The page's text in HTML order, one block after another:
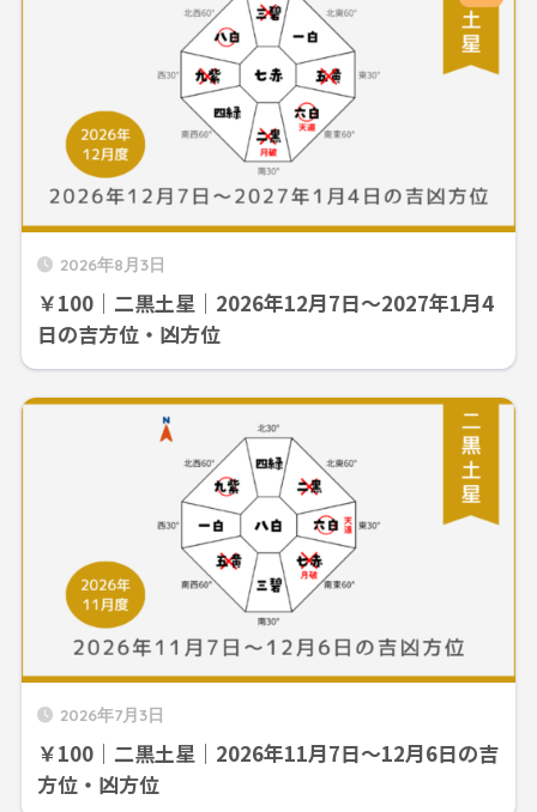
2026年8月3日
￥100｜二黒土星｜2026年12月7日～2027年1月4
日の吉方位・凶方位
2026年7月3日
￥100｜二黒土星｜2026年11月7日～12月6日の吉
方位・凶方位